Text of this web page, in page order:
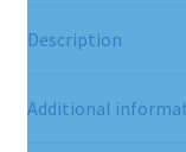
Description
Additional